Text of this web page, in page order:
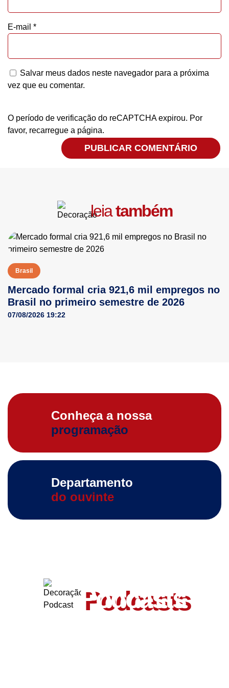
E-mail *
Salvar meus dados neste navegador para a próxima
vez que eu comentar.
O período de verificação do reCAPTCHA expirou. Por
favor, recarregue a página.
leiatambém
Brasil
Mercado formal cria 921,6 mil empregos no
Brasil no primeiro semestre de 2026
07/08/2026 19:22
Conheça a nossa
programação
Departamento
do ouvinte
Podcasts